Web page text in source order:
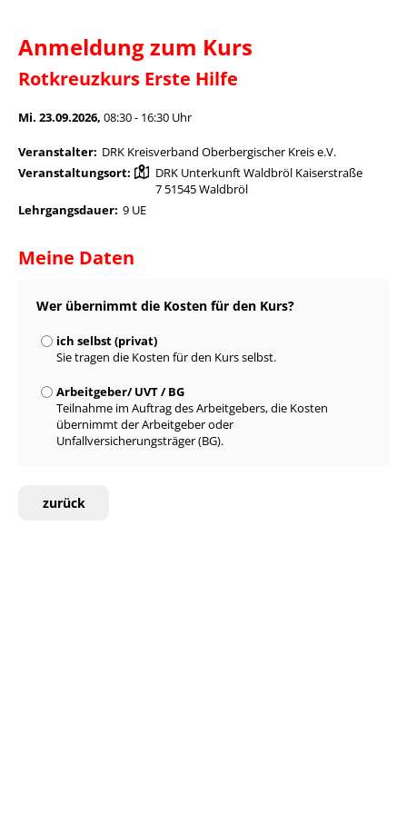
Anmeldung zum Kurs
Rotkreuzkurs Erste Hilfe
Mi. 23.09.2026, 08:30 - 16:30 Uhr
Veranstalter: DRK Kreisverband Oberbergischer Kreis e.V.
Veranstaltungsort:
DRK Unterkunft Waldbröl Kaiserstraße
7 51545 Waldbröl
Lehrgangsdauer: 9 UE
Meine Daten
Wer übernimmt die Kosten für den Kurs?
ich selbst (privat)
Sie tragen die Kosten für den Kurs selbst.
Arbeitgeber/ UVT / BG
Teilnahme im Auftrag des Arbeitgebers, die Kosten
übernimmt der Arbeitgeber oder
Unfallversicherungsträger (BG).
zurück